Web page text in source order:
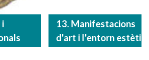
i
13. Manifestacions
d'art i l'entorn estètic